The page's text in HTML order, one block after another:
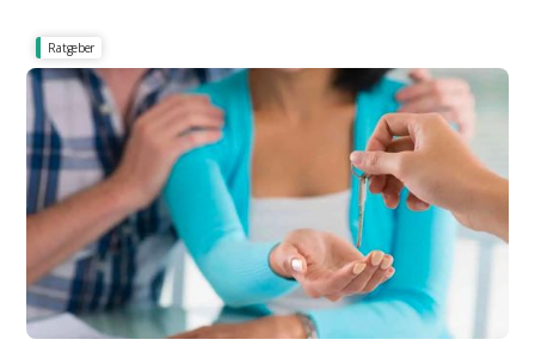
Ratgeber
Wohnungsübergabe & Abstandszahlungen
Mieterwechsel: Wichtige Tipps für den
reibungslosen und stressfreien Wechsel